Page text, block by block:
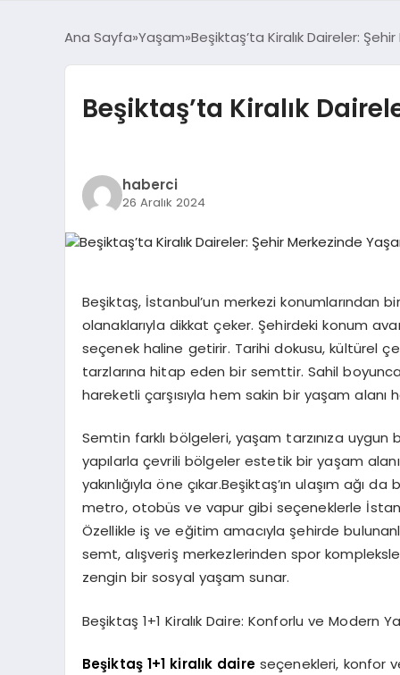
Ana Sayfa Yaşam Beşiktaş’ta Kiralık Daireler:
Beşiktaş’ta Kiralık
haberci
26 Aralık 2024
Beşiktaş, İstanbul’un merkezi
olanaklarıyla dikkat çeker. Şehirdeki konum
seçenek haline getirir. Tarihi dokusu, kültürel
tarzlarına hitap eden bir semttir. Sahil
hareketli çarşısıyla hem sakin bir yaşam
Semtin farklı bölgeleri, yaşam tarzınıza
yapılarla çevrili bölgeler estetik bir yaşam
yakınlığıyla öne çıkar.Beşiktaş’ın ulaşım ağı
metro, otobüs ve vapur gibi seçeneklerle
Özellikle iş ve eğitim amacıyla şehirde
semt, alışveriş merkezlerinden spor
zengin bir sosyal yaşam sunar.
Beşiktaş 1+1 Kiralık Daire: Konforlu ve Modern
Beşiktaş 1+1 kiralık daireseçenekleri, konfor